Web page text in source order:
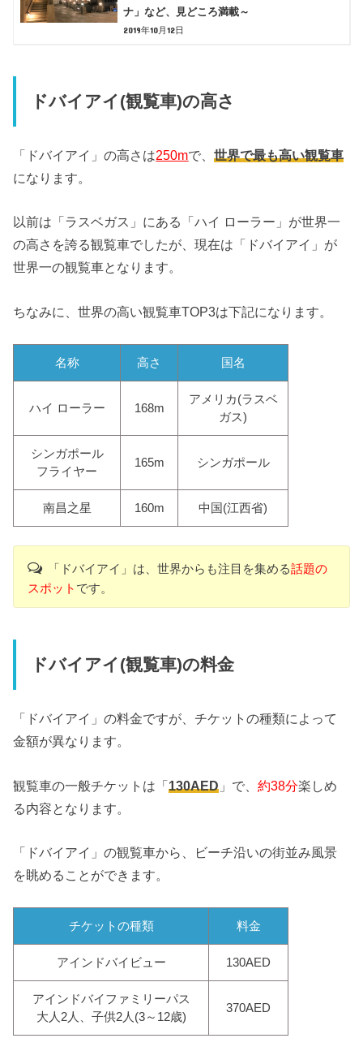
ナ」など、見どころ満載～
2019年10月12日
ドバイアイ(観覧車)の高さ
「ドバイアイ」の高さは250mで、世界で最も高い観覧車
になります。
以前は「ラスベガス」にある「ハイ ローラー」が世界一
の高さを誇る観覧車でしたが、現在は「ドバイアイ」が
世界一の観覧車となります。
ちなみに、世界の高い観覧車TOP3は下記になります。
名称 高さ 国名
ハイ ローラー 168m
アメリカ(ラスベ
ガス)
シンガポール
フライヤー
165m シンガポール
南昌之星 160m 中国(江西省)
「ドバイアイ」は、世界からも注目を集める話題の
スポット です。
ドバイアイ(観覧車)の料金
「ドバイアイ」の料金ですが、チケットの種類によって
金額が異なります。
観覧車の一般チケットは「130AED 」で、約38分楽しめ
る内容となります。
「ドバイアイ」の観覧車から、ビーチ沿いの街並み風景
を眺めることができます。
チケットの種類 料金
アインドバイビュー 130AED
アインドバイファミリーパス
大人2人、子供2人(3～12歳)
370AED